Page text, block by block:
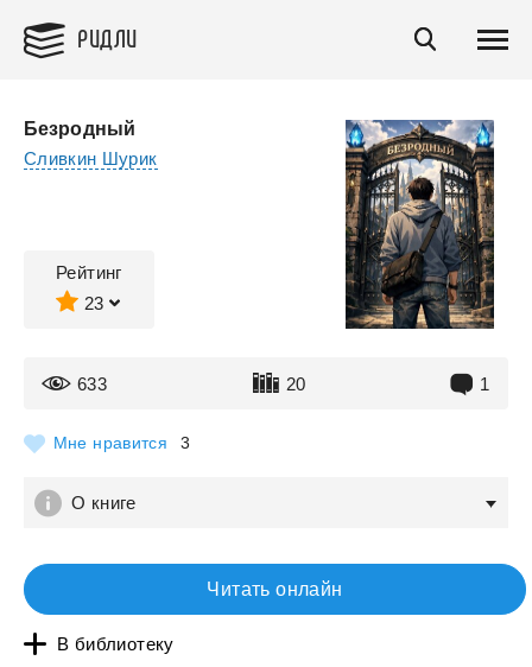
РИДЛИ
Безродный
Сливкин Шурик
Рейтинг
23
633 20 1
Мне нравится 3
О книге
Читать онлайн
В библиотеку